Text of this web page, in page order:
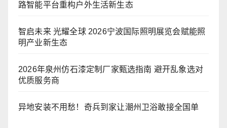
路智能平台重构户外生活新生态
智启未来 光耀全球 2026宁波国际照明展览会赋能照
明产业新生态
2026年泉州仿石漆定制厂家甄选指南 避开乱象选对
优质服务商
异地安装不用愁！奇兵到家让潮州卫浴敢接全国单